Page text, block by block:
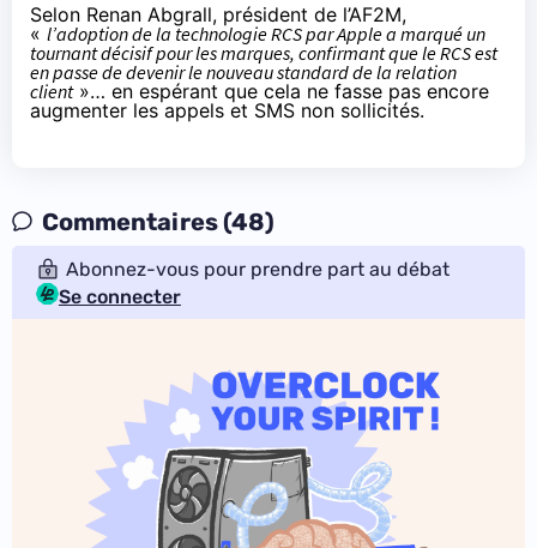
Selon Renan Abgrall, président de l’AF2M,
« l’adoption de la technologie RCS par Apple a marqué un
tournant décisif pour les marques, confirmant que le RCS est
en passe de devenir le nouveau standard de la relation
client»… en espérant que cela ne fasse pas encore
augmenter les appels et SMS non sollicités.
Commentaires (48)
Abonnez-vous pour prendre part au débat
Se connecter